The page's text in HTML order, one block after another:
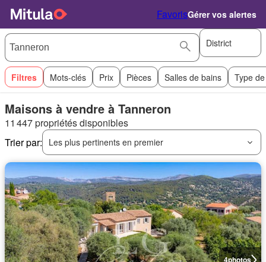
FavorisGérer vos alertes
District
Filtres Mots-clés Prix Pièces Salles de bains Type
Maisons à vendre à Tanneron
11 447 propriétés disponibles
Trier par:
Les plus pertinents en premier
4photos